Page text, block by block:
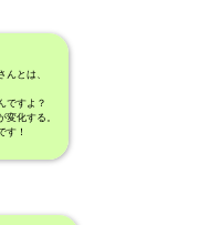
んとは、
ですよ？
変化する。
す！